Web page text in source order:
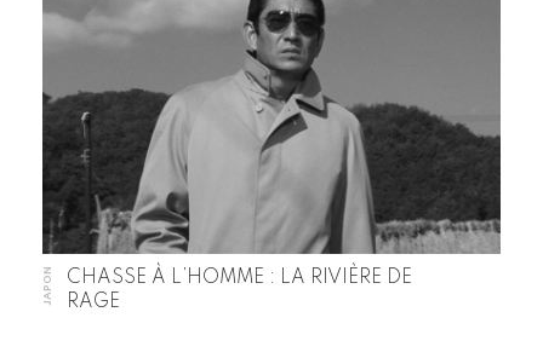
JAPON
CHASSE À L’HOMME : LA RIVIÈRE DE
RAGE